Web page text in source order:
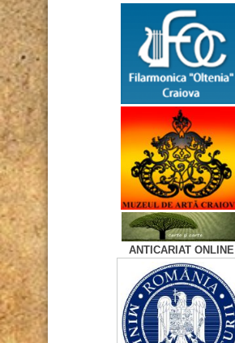
ANTICARIAT ONLINE